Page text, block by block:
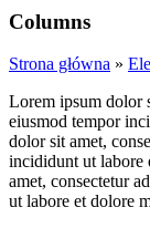
Columns
Strona główna »
Lorem ipsum dolor
eiusmod tempor
dolor sit amet,
incididunt ut labore
amet, consectetur
ut labore et dolore